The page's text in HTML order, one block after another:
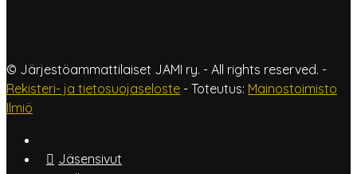
© Järjestöammattilaiset JAMI ry. - All rights reserved. -
Rekisteri- ja tietosuojaseloste - Toteutus: Mainostoimisto
Ilmiö
Jäsensivut